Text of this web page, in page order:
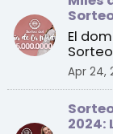
El
de la
Apr 24,
2024: